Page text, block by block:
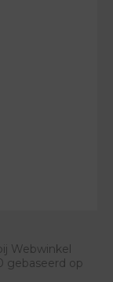
Webwinkel
gebaseerd op